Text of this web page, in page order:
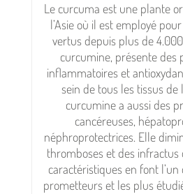
Le curcuma est une plante
l’Asie où il est employé
vertus depuis plus de
curcumine, présente des
inflammatoires et
sein de tous les tissus de
curcumine a aussi des
cancéreuses,
néphroprotectrices. Elle
thromboses et des infractus
caractéristiques en font
prometteurs et les plus